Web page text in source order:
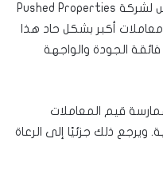
وذكر عبد الله العجاجي، الأب المؤسس لشركة Pushed Properties
أكبر بشكل حاد هذا
فائقة الجودة والواجهة
قيم المعاملات
ويرجع ذلك جزئيًا إلى الرعاة